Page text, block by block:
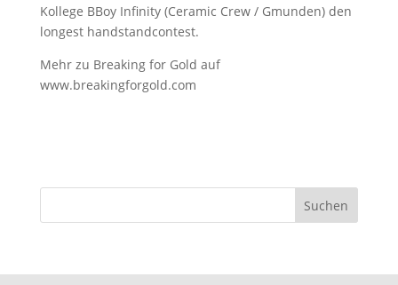
Kollege BBoy Infinity (Ceramic Crew / Gmunden) den
longest handstandcontest.
Mehr zu Breaking for Gold auf
www.breakingforgold.com